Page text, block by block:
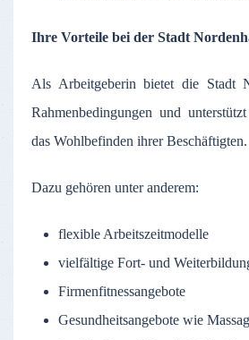
Ihre Vorteile bei der Stadt
Als Arbeitgeberin bietet die Stadt
Rahmenbedingungen und
das Wohlbefinden ihrer Beschäftigten.
Dazu gehören unter anderem:
flexible Arbeitszeitmodelle
vielfältige Fort- und
Firmenfitnessangebote
Gesundheitsangebote wie